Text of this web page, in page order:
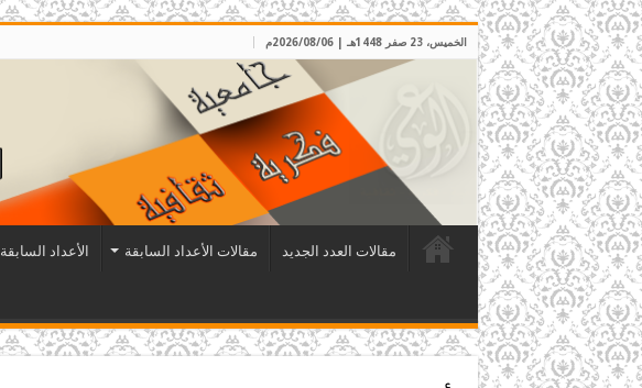
الخميس، 23 صفر 1448هـ | 2026/08/06م
مقالات العدد الجديد مقالات الأعداد السابقة الأعداد السابقة